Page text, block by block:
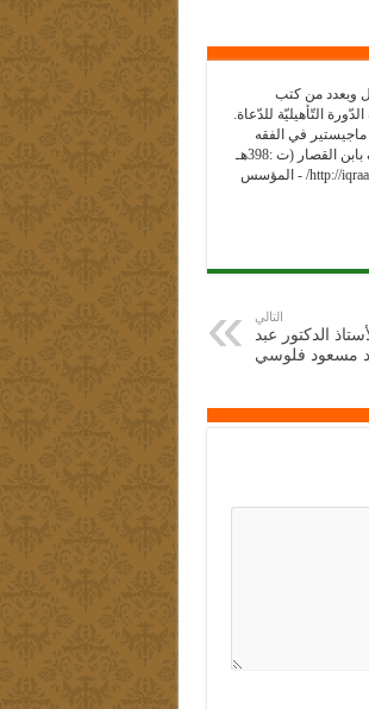
وبعدد من كتب
التّأهيليّة للدّعاة.
في الفقه
المقارن (تحقيق جزء من كتاب عيون الأدلّة - للقاضي أبي الحسن علي بن أحمد المالكي البغدادي المعروف بابن القصار (ت :398هـ
- 1008م- قسم المعاملات. - مؤسس ومدير معهد اقرأ للقرآن وعلومه، باب الزوار- الجزائر العاصمة http://iqraadz.com/ - المؤسس
التالي
الدكتور عبد
مسعود فلوسي